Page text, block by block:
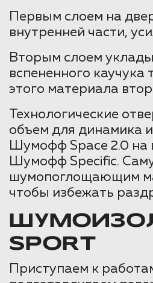
Первым слоем на
внутренней части,
Вторым слоем
вспененного
этого материала
Технологические
объем для динамика
Шумофф Space 2.0 на
Шумофф Specific.
шумопоглощающим
чтобы избежать
SPORT
Приступаем к